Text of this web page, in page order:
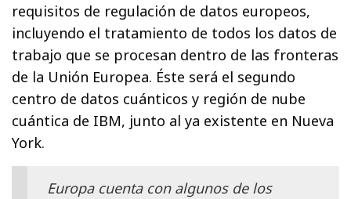
requisitos de regulación de datos europeos,
incluyendo el tratamiento de todos los datos de
trabajo que se procesan dentro de las fronteras
de la Unión Europea. Éste será el segundo
centro de datos cuánticos y región de nube
cuántica de IBM, junto al ya existente en Nueva
York.
Europa cuenta con algunos de los